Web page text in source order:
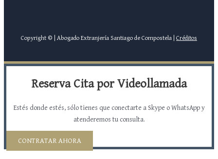
Copyright © | Abogado Extranjería Santiago de Compostela | Créditos
Reserva Cita por Videollamada
Estés donde estés, sólo tienes que conectarte a Skype o WhatsApp y
atenderemos tu consulta.
CONTRATAR AHORA